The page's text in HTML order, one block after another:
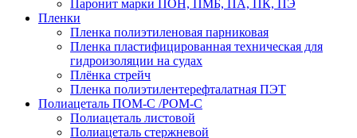
Паронит марки ПОН, ПМБ, ПА, ПК, ПЭ
Пленки
Пленка полиэтиленовая парниковая
Пленка пластифицированная техническая для
гидроизоляции на судах
Плёнка стрейч
Пленка полиэтилентерефталатная ПЭТ
Полиацеталь ПОМ-С /POM-C
Полиацеталь листовой
Полиацеталь стержневой